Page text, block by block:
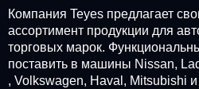
Компания Teyes предлагает
ассортимент продукции для
торговых марок.
поставить в машины Nissan,
, Volkswagen, Haval, Mitsubishi